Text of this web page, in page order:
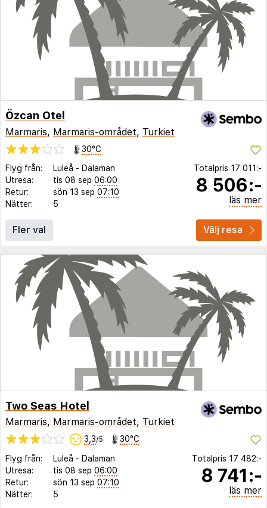
Özcan Otel
Marmaris, Marmaris-området, Turkiet
30°C
Flyg från:
Luleå - Dalaman
Utresa:
tis 08 sep 06:00
Retur:
sön 13 sep 07:10
Nätter:
5
Totalpris 17 011:-
8 506:-
läs mer
Fler val Välj resa
Two Seas Hotel
Marmaris, Marmaris-området, Turkiet
3,3/5 30°C
Flyg från: Luleå - Dalaman
Utresa:
tis 08 sep 06:00
Retur:
sön 13 sep 07:10
Nätter:
5
Totalpris 17 482:-
8 741:-
läs mer